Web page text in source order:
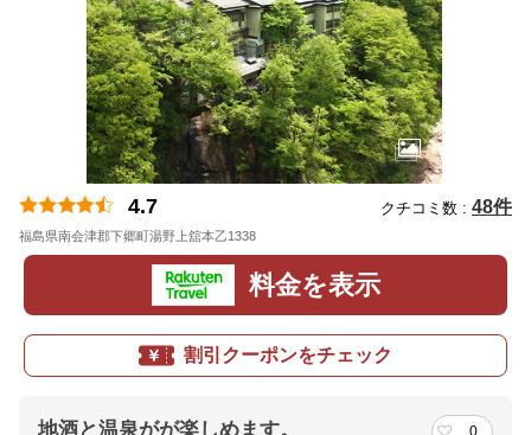
4.7 クチコミ数 : 48件
福島県南会津郡下郷町湯野上舘本乙1338
料金を表示
割引クーポンをチェック
地酒と温泉がが楽しめます。 0